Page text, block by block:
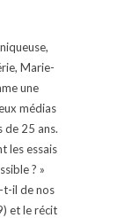
Marie-
une
médias
de 25 ans.
les essais
? »
t-il de nos
et le récit